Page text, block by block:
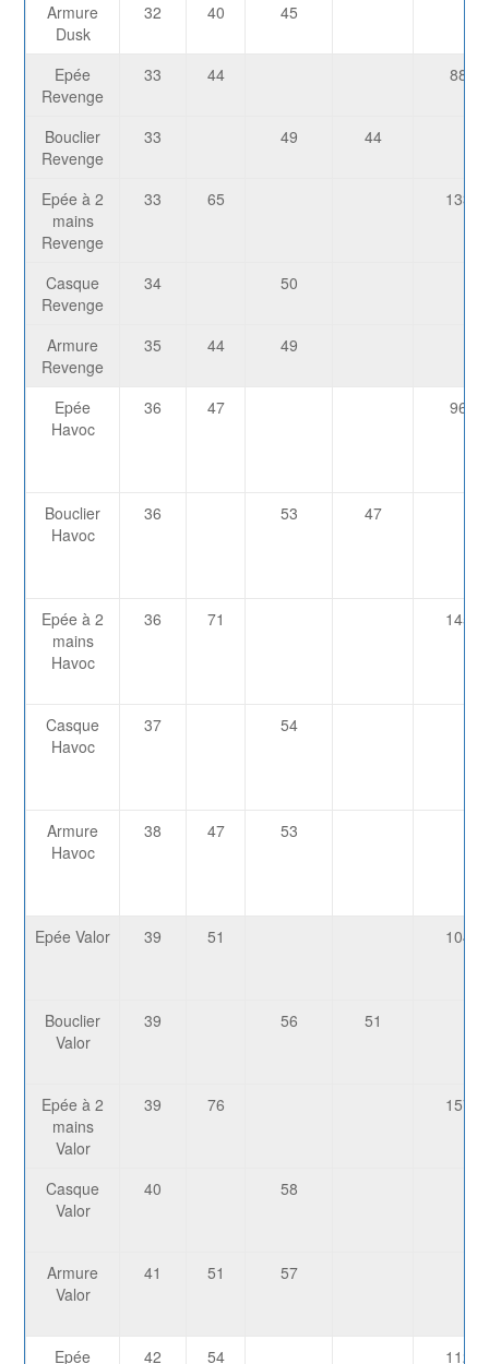
Armure
Dusk
32 40 45
Epée
Revenge
33 44 889
Bouclier
Revenge
33 49 44
Epée à 2
mains
Revenge
33 65 1334
Casque
Revenge
34 50
Armure
Revenge
35 44 49
Epée
Havoc
36 47 968
Bouclier
Havoc
36 53 47
Epée à 2
mains
Havoc
36 71 1453
Casque
Havoc
37 54
Armure
Havoc
38 47 53
Epée Valor 39 51 1048
Bouclier
Valor
39 56 51
Epée à 2
mains
Valor
39 76 1572
Casque
Valor
40 58
Armure
Valor
41 51 57
Epée
42 54 1127